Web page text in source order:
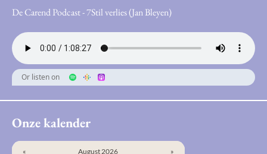
De Carend Podcast - 7Stil verlies (Jan Bleyen)
Or listen on
Onze kalender
« August 2026 »